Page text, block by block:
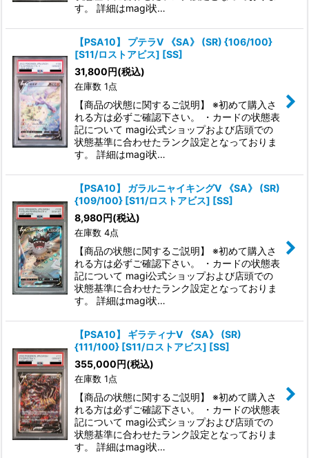
す。 詳細はmagi状…
【PSA10】 プテラV 《SA》 (SR) {106/100}
[S11/ロストアビス] [SS]
31,800円(税込)
在庫数 1点
【商品の状態に関するご説明】 ※初めて購入さ
れる方は必ずご確認下さい。 ・カードの状態表
記について magi公式ショップおよび店頭での
状態基準に合わせたランク設定となっておりま
す。 詳細はmagi状…
【PSA10】 ガラルニャイキングV 《SA》 (SR)
{109/100} [S11/ロストアビス] [SS]
8,980円(税込)
在庫数 4点
【商品の状態に関するご説明】 ※初めて購入さ
れる方は必ずご確認下さい。 ・カードの状態表
記について magi公式ショップおよび店頭での
状態基準に合わせたランク設定となっておりま
す。 詳細はmagi状…
【PSA10】 ギラティナV 《SA》 (SR)
{111/100} [S11/ロストアビス] [SS]
355,000円(税込)
在庫数 1点
【商品の状態に関するご説明】 ※初めて購入さ
れる方は必ずご確認下さい。 ・カードの状態表
記について magi公式ショップおよび店頭での
状態基準に合わせたランク設定となっておりま
す。 詳細はmagi状…